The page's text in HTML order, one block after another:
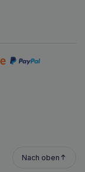
Nach oben